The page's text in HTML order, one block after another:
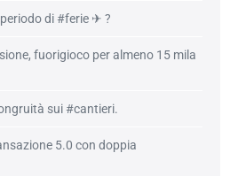
di #ferie ✈ ?
fuorigioco per almeno 15 mila
sui #cantieri.
5.0 con doppia